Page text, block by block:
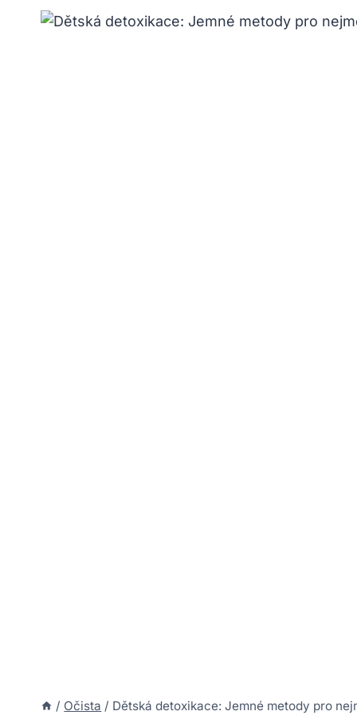
/ Očista / Dětská detoxikace: Jemné metody pro